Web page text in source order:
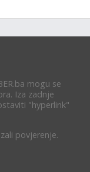
mogu se
Iza zadnje
"hyperlink"
povjerenje.